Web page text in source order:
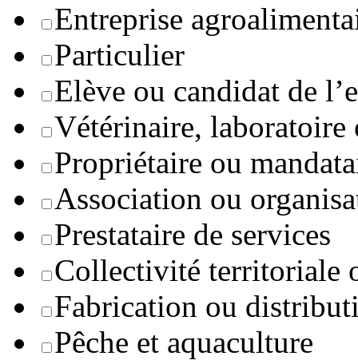
Entreprise
Particulier
Elève ou candidat de
Vétérinaire, laboratoire
Propriétaire ou
Association ou
Prestataire de services
Collectivité territoriale
Fabrication ou
Pêche et aquaculture